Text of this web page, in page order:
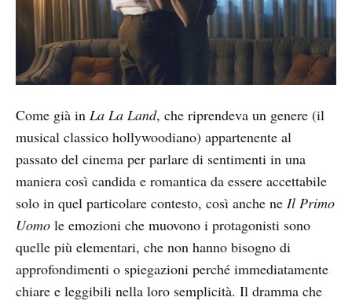
Come già in La La Land, che riprendeva un genere (il
musical classico hollywoodiano) appartenente al
passato del cinema per parlare di sentimenti in una
maniera così candida e romantica da essere accettabile
solo in quel particolare contesto, così anche ne Il Primo
Uomo le emozioni che muovono i protagonisti sono
quelle più elementari, che non hanno bisogno di
approfondimenti o spiegazioni perché immediatamente
chiare e leggibili nella loro semplicità. Il dramma che